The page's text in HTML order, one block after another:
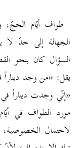
طواف أيّام الحجّ،
الجهالة إلى حدّ لا
السؤال كان بنحو
يقل: «من وجد
«إنّي وجدت ديناراً
مورد الطواف في
لاحتمال